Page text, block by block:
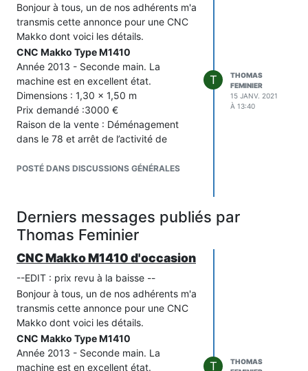
Bonjour à tous, un de nos adhérents m'a
transmis cette annonce pour une CNC
Makko dont voici les détails.
CNC Makko Type M1410
Année 2013 - Seconde main. La
machine est en excellent état.
Dimensions : 1,30 x 1,50 m
Prix demandé :3000 €
Raison de la vente : Déménagement
dans le 78 et arrêt de l’activité de
Nota sur cette machine
· Tom Marceau – Marceau Guitars (de
2013 à 2017) pour la fabrication de ses
modèles de guitare électrique
· Didier Duboscq – Eden Lutherie (de
l’a très peu utilisée
Proposition
Cette CNC est montée et actuellement
visible dans l’atelier Eden Lutherie, à
Villemomble (93).
Suite aux contraintes de calendrier liées
POSTÉ DANS DISCUSSIONS GÉNÉRALES
T
THOMAS
FEMINIER
15 JANV. 2021
À 13:40
Derniers messages publiés par
Thomas Feminier
CNC Makko M1410 d'occasion
--EDIT : prix revu à la baisse --
Bonjour à tous, un de nos adhérents m'a
transmis cette annonce pour une CNC
Makko dont voici les détails.
CNC Makko Type M1410
Année 2013 - Seconde main. La
machine est en excellent état.
T
THOMAS